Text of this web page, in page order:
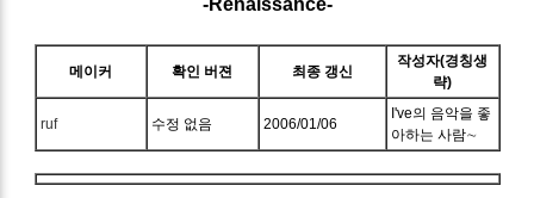
메이커 확인 버젼 최종 갱신
작성자(경칭생
략)
ruf 수정 없음 2006/01/06
I've의 음악을 좋
아하는 사람∼